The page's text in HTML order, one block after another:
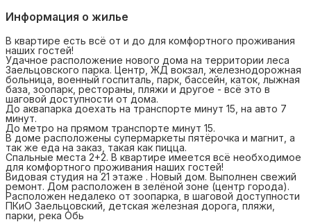
Информация о жилье
В квартире есть всё от и до для комфортного проживания
наших гостей!
Удачное расположение нового дома на территории леса
Заельцовского парка. Центр, ЖД вокзал, железнодорожная
больница, военный госпиталь, парк, бассейн, каток, лыжная
база, зоопарк, рестораны, пляжи и другое - всё это в
шаговой доступности от дома.
До аквапарка доехать на транспорте минут 15, на авто 7
минут.
До метро на прямом транспорте минут 15.
В доме расположены супермаркеты пятёрочка и магнит, а
так же еда на заказ, такая как пицца.
Спальные места 2+2. В квартире имеется всё необходимое
для комфортного проживания наших гостей!
Видовая студия на 21 этаже . Новый дом. Выполнен свежий
ремонт. Дом расположен в зелёной зоне (центр города).
Расположен недалеко от зоопарка, в шаговой доступности
ПКиО Заельцовский, детская железная дорога, пляжи,
парки, река Обь